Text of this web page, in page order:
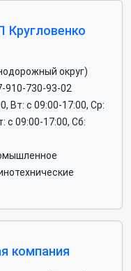
Кругловенко
округ)
910-730-93-02
Вт: c 09:00-17:00, Ср:
c 09:00-17:00, Сб:
компания